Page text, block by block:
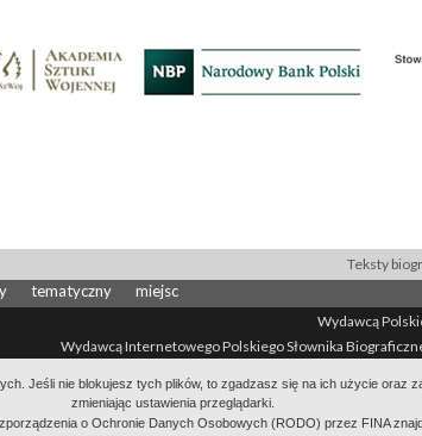
Jeśli nie blokujesz tych plików, to zgadzasz się na ich użycie oraz
zmieniając ustawienia przeglądarki.
o Ochronie Danych Osobowych (RODO) przez FINA
Teksty
tematyczny miejsc
Wydawcą
Wydawcą Internetowego Polskiego Słownika
Polityka prywatności